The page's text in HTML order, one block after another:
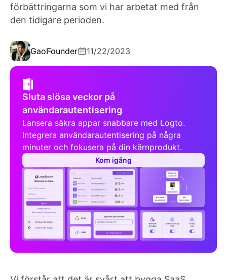
förbättringarna som vi har arbetat med från
den tidigare perioden.
GaoFounder 11/22/2023
Sluta slösa veckor på
användarautentisering
Lansera säkra appar snabbare med Logto.
Integrera användarautentisering på några
minuter och fokusera på din kärnprodukt.
Kom igång